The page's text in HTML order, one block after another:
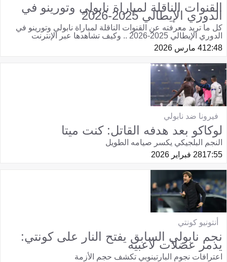
القنوات الناقلة لمباراة نابولي وتورينو في
الدوري الإيطالي 2025-2026
كل ما تريد معرفته عن القنوات الناقلة لمباراة نابولي وتورينو في
الدوري الإيطالي 2025-2026 .. وكيف تشاهدها عبر الإنترنت
12:484 مارس 2026
فيرونا ضد نابولي
لوكاكو بعد هدفه القاتل: كنت ميتا
النجم البلجيكي يكسر صيامه الطويل
17:5528 فبراير 2026
أنتونيو كونتي
نجم نابولي السابق يفتح النار على كونتي:
يدمر عضلات لاعبيه
اعترافات نجوم البارتينوبي تكشف حجم الأزمة